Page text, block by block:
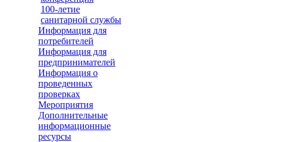
100-летие
санитарной службы
Информация для
потребителей
Информация для
предпринимателей
Информация о
проведенных
проверках
Мероприятия
Дополнительные
информационные
ресурсы